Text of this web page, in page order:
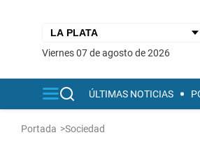
viernes 07 de agosto de 2026
ÚLTIMAS NOTICIAS
Portada >Sociedad